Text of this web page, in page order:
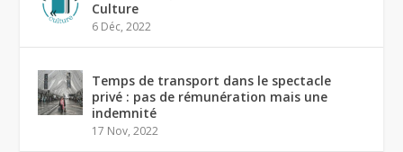
Culture
6 Déc, 2022
Temps de transport dans le spectacle
privé : pas de rémunération mais une
indemnité
17 Nov, 2022